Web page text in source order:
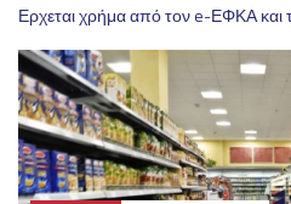
Ερχεται χρήμα από τον e-ΕΦΚΑ